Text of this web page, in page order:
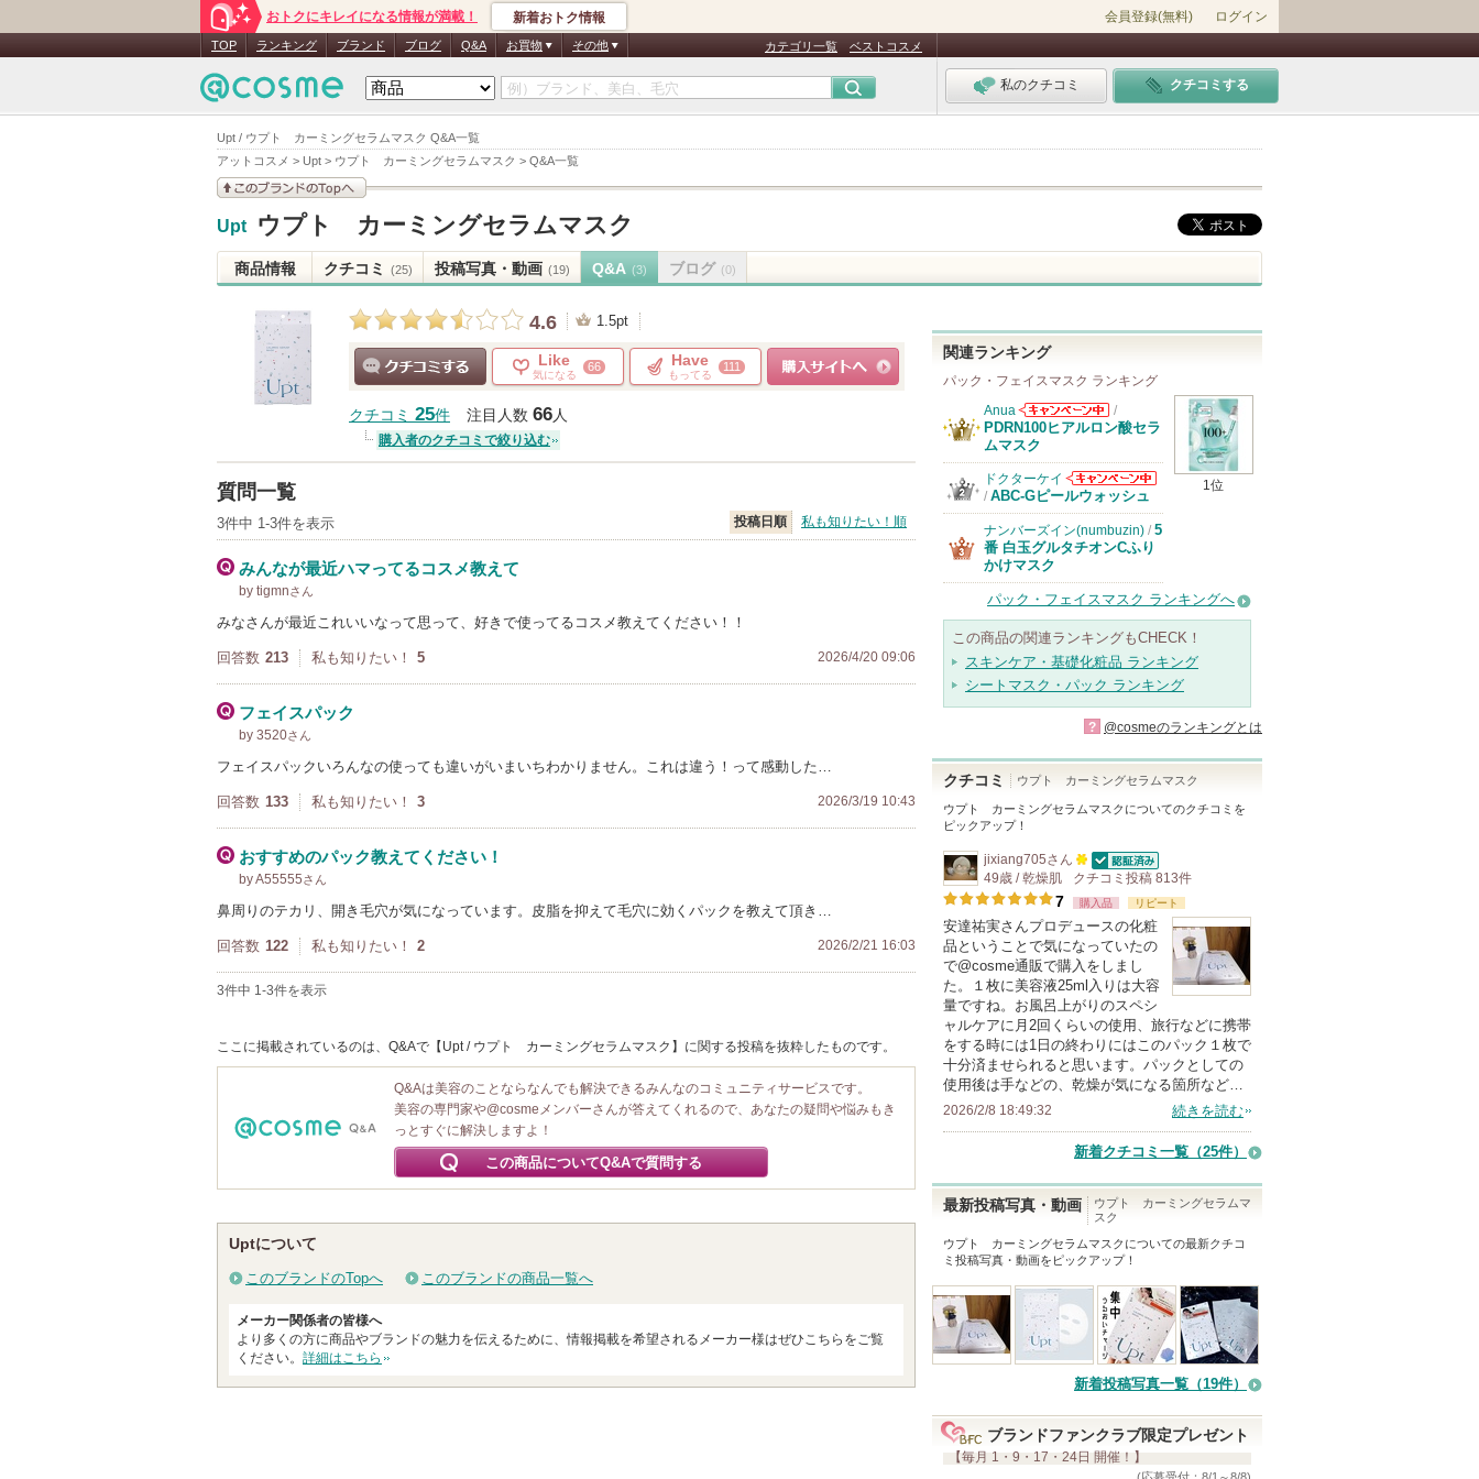
Upt / ウプト カーミングセラムマスク Q&A一覧
アットコスメ > Upt > ウプト カーミングセラムマスク > Q&A一覧
おトクにキレイになる情報が満載！ 新着おトク情報 会員登録(無料) ログイン
TOP ランキング ブランド ブログ Q&A お買物 その他 カテゴリ一覧 ベストコスメ
私のクチコミ クチコミする
このブランドの情報を
見る
Upt ウプト カーミングセラムマスク
商品情報 クチコミ (25) 投稿写真・動画 (19) Q&A (3) ブログ (0)
4.6 1.5pt
Like
気になる
66 Have
もってる
111
クチコミ 25件 注目人数 66人
購入者のクチコミで絞り込む
質問一覧
3件中 1-3件を表示 投稿日順 私も知りたい！順
みんなが最近ハマってるコスメ教えて
by tigmnさん
みなさんが最近これいいなって思って、好きで使ってるコスメ教えてください！！
回答数 213 私も知りたい！ 5 2026/4/20 09:06
フェイスパック
by 3520さん
フェイスパックいろんなの使っても違いがいまいちわかりません。これは違う！って感動した…
回答数 133 私も知りたい！ 3 2026/3/19 10:43
おすすめのパック教えてください！
by A55555さん
鼻周りのテカリ、開き毛穴が気になっています。皮脂を抑えて毛穴に効くパックを教えて頂き…
回答数 122 私も知りたい！ 2 2026/2/21 16:03
3件中 1-3件を表示
ここに掲載されているのは、Q&Aで【Upt / ウプト カーミングセラムマスク】に関する投稿を抜粋したものです。
Q&Aは美容のことならなんでも解決できるみんなのコミュニティサービスです。
美容の専門家や@cosmeメンバーさんが答えてくれるので、あなたの疑問や悩みもき
っとすぐに解決しますよ！
この商品についてQ&Aで質問する
Uptについて
このブランドのTopへ このブランドの商品一覧へ
メーカー関係者の皆様へ
より多くの方に商品やブランドの魅力を伝えるために、情報掲載を希望されるメーカー様はぜひこちらをご覧
ください。 詳細はこちら
関連ランキング
パック・フェイスマスク ランキング
1位
Anua
Anuaからのお
知らせがありま
/
PDRN100ヒアルロン酸セラ
ムマスク
ドクターケイ
ドクターケイか
らのお知らせが
あります
/ ABC-Gピールウォッシュ
ナンバーズイン(numbuzin) / 5
番 白玉グルタチオンCふり
かけマスク
パック・フェイスマスク ランキングへ
この商品の関連ランキングもCHECK！
スキンケア・基礎化粧品 ランキング
シートマスク・パック ランキング
? @cosmeのランキングとは
クチコミ ウプト カーミングセラムマスク
ウプト カーミングセラムマスク についてのクチコミを
ピックアップ！
jixiang705さん
100
人
以
上
の
メ
ン
バ
ー
お
に
入
り
さ
て
ま
す
認証済
49歳 / 乾燥肌 クチコミ投稿 813件
7 購入品 リピート
安達祐実さんプロデュースの化粧
品ということで気になっていたの
で@cosme通販で購入をしまし
た。１枚に美容液25ml入りは大容
量ですね。お風呂上がりのスペシ
ャルケアに月2回くらいの使用、旅行などに携帯
をする時には1日の終わりにはこのパック１枚で
十分済ませられると思います。パックとしての
使用後は手などの、乾燥が気になる箇所など…
2026/2/8 18:49:32 続きを読む
新着クチコミ一覧 （25件）
最新投稿写真・動画
ウプト カーミングセラムマ
スク
ウプト カーミングセラムマスク についての最新クチコ
ミ投稿写真・動画をピックアップ！
新着投稿写真一覧（19件）
ブランドファンクラブ限定プレゼント
【毎月 1・9・17・24日 開催！】